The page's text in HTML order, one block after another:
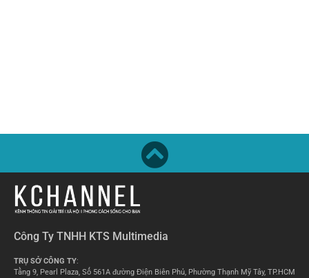
Công Ty TNHH KTS Multimedia
TRỤ SỞ CÔNG TY:
Tầng 9, Pearl Plaza, Số 561A đường Điện Biên Phủ, Phường Thạnh Mỹ Tây, TP.HCM